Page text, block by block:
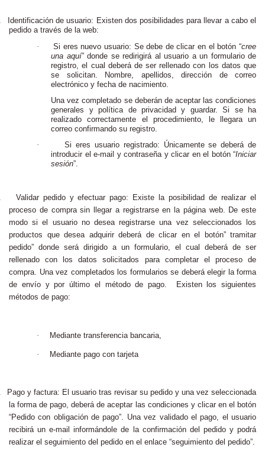
Identificación de usuario: Existen dos posibilidades para llevar a cabo el
pedido a través de la web:
·
Si eres nuevo usuario: Se debe de clicar en el botón “cree
una aquí” donde se redirigirá al usuario a un formulario de
registro, el cual deberá de ser rellenado con los datos que
se solicitan. Nombre, apellidos, dirección de correo
electrónico y fecha de nacimiento.
Una vez completado se deberán de aceptar las condiciones
generales y política de privacidad y guardar. Si se ha
realizado correctamente el procedimiento, le llegara un
correo confirmando su registro.
·
Si eres usuario registrado: Únicamente se deberá de
introducir el e-mail y contraseña y clicar en el botón “Iniciar
sesión”.
Validar pedido y efectuar pago: Existe la posibilidad de realizar el
proceso de compra sin llegar a registrarse en la página web. De este
modo si el usuario no desea registrarse una vez seleccionados los
productos que desea adquirir deberá de clicar en el botón” tramitar
pedido” donde será dirigido a un formulario, el cual deberá de ser
rellenado con los datos solicitados para completar el proceso de
compra. Una vez completados los formularios se deberá elegir la forma
de envío y por último el método de pago.
Existen los siguientes
métodos de pago:
· Mediante transferencia bancaria,
· Mediante pago con tarjeta
Pago y factura: El usuario tras revisar su pedido y una vez seleccionada
la forma de pago, deberá de aceptar las condiciones y clicar en el botón
“Pedido con obligación de pago”. Una vez validado el pago, el usuario
recibirá un e-mail informándole de la confirmación del pedido y podrá
realizar el seguimiento del pedido en el enlace “seguimiento del pedido”.